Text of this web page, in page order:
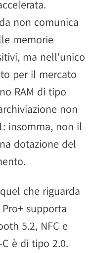
non comunica
memorie
ma nell'unico
per il mercato
RAM di tipo
non
insomma, non il
dotazione del
che riguarda
supporta
5.2, NFC e
è di tipo 2.0.